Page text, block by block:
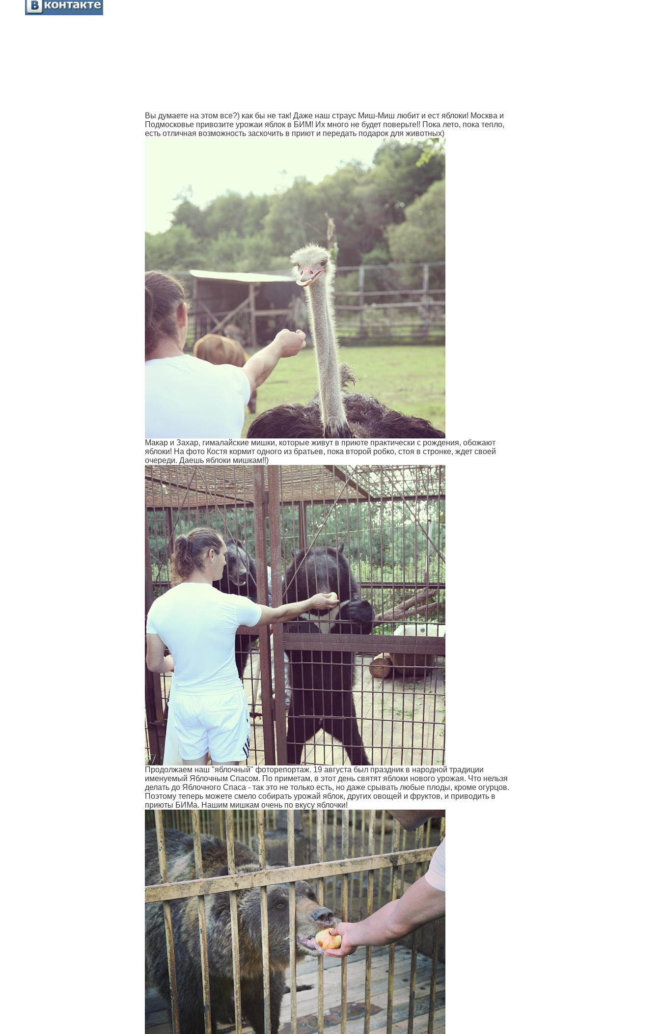
Вы думаете на этом все?) как бы не так! Даже наш страус Миш-Миш любит и ест яблоки! Москва и
Подмосковье привозите урожаи яблок в БИМ! Их много не будет поверьте!! Пока лето, пока тепло,
есть отличная возможность заскочить в приют и передать подарок для животных)
Макар и Захар, гималайские мишки, которые живут в приюте практически с рождения, обожают
яблоки! На фото Костя кормит одного из братьев, пока второй робко, стоя в стронке, ждет своей
очереди. Даешь яблоки мишкам!!)
Продолжаем наш "яблочный" фоторепортаж. 19 августа был праздник в народной традиции
именуемый Яблочным Спасом. По приметам, в этот день святят яблоки нового урожая. Что нельзя
делать до Яблочного Спаса - так это не только есть, но даже срывать любые плоды, кроме огурцов.
Поэтому теперь можете смело собирать урожай яблок, других овощей и фруктов, и приводить в
приюты БИМа. Нашим мишкам очень по вкусу яблочки!